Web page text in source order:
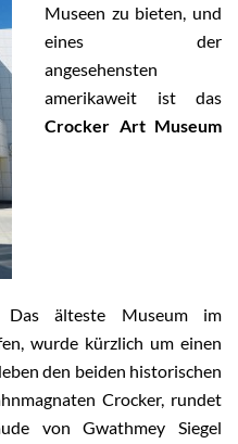
Museen zu bieten, und
eines der
angesehensten
amerikaweit ist das
Crocker Art Museum
älteste Museum im
wurde kürzlich um einen
den beiden historischen
Crocker, rundet
von Gwathmey Siegel